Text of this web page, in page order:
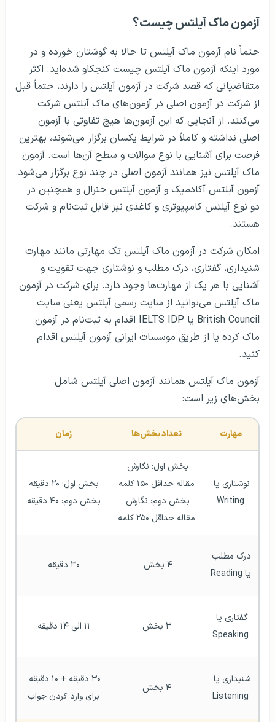
آزمون ماک آیلتس چیست؟
حتماً نام آزمون ماک آیلتس تا حالا به گوشتان خورده و در
مورد اینکه آزمون ماک آیلتس چیست کنجکاو شده‌اید. اکثر
متقاضیانی که قصد شرکت در آزمون آیلتس را دارند، حتماً قبل
از شرکت در آزمون اصلی در آزمون‌های ماک آیلتس شرکت
می‌کنند. از آنجایی که این آزمون‌ها هیچ تفاوتی با آزمون
اصلی نداشته و کاملاً در شرایط یکسان برگزار می‌شوند، بهترین
فرصت برای آشنایی با نوع سوالات و سطح آن‌ها است. آزمون
ماک آیلتس نیز همانند آزمون اصلی در چند نوع برگزار می‌شود.
آزمون آیلتس آکادمیک و آزمون آیلتس جنرال و همچنین در
دو نوع آیلتس کامپیوتری و کاغذی نیز قابل ثبت‌نام و شرکت
هستند.
امکان شرکت در آزمون ماک آیلتس تک مهارتی مانند مهارت
شنیداری، گفتاری، درک مطلب و نوشتاری جهت تقویت و
آشنایی با هر یک از مهارت‌ها وجود دارد. برای شرکت در آزمون
ماک آیلتس می‌توانید از سایت رسمی آیلتس یعنی سایت
British Council یا IELTS IDP اقدام به ثبت‌نام در آزمون
ماک کرده یا از طریق موسسات ایرانی آزمون آیلتس اقدام
کنید.
آزمون ماک آیلتس همانند آزمون اصلی آیلتس شامل
بخش‌های زیر است:
مهارت تعداد بخش‌ها زمان
Writing
مقاله حداقل ۱۵۰ کلمه
مقاله حداقل ۲۵۰ کلمه
بخش اول: ۲۰ دقیقه
بخش دوم: ۴۰ دقیقه
یا Reading
۴ بخش ۳۰ دقیقه
Speaking
۳ بخش ۱۱ الی ۱۴ دقیقه
Listening
۴ بخش
برای وارد کردن جواب